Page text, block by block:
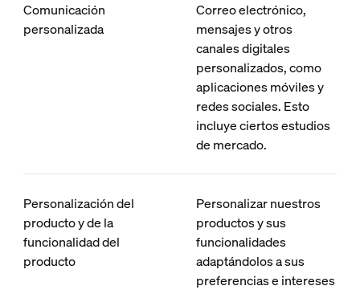
Comunicación
personalizada
Correo electrónico,
mensajes y otros
canales digitales
personalizados, como
aplicaciones móviles y
redes sociales. Esto
incluye ciertos estudios
de mercado.
Personalización del
producto y de la
funcionalidad del
producto
Personalizar nuestros
productos y sus
funcionalidades
adaptándolos a sus
preferencias e intereses